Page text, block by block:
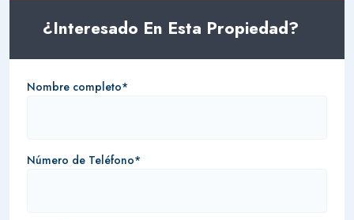
¿Interesado En Esta Propiedad?
Nombre completo*
Número de Teléfono*